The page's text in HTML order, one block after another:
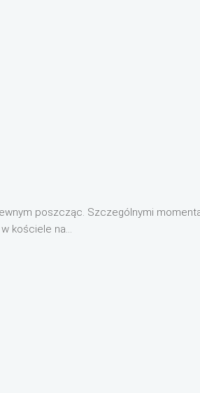
poszcząc. Szczególnymi
kościele na...